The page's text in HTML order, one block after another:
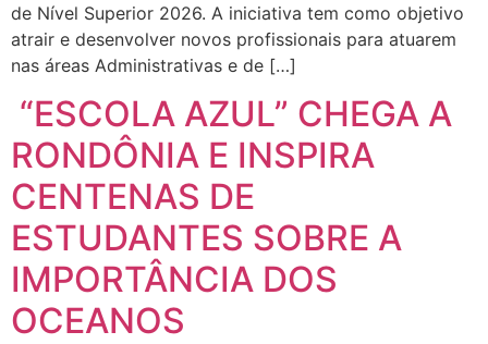
de Nível Superior 2026. A iniciativa tem como objetivo
atrair e desenvolver novos profissionais para atuarem
nas áreas Administrativas e de […]
“ESCOLA AZUL” CHEGA A
RONDÔNIA E INSPIRA
CENTENAS DE
ESTUDANTES SOBRE A
IMPORTÂNCIA DOS
OCEANOS